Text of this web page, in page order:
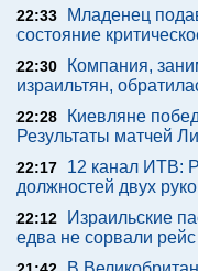
22:33
Младенец
состояние
22:30
Компания,
израильтян,
22:28
Киевляне
Результаты матчей
22:17
12 канал ИТВ:
должностей двух
22:12
Израильские
едва не сорвали